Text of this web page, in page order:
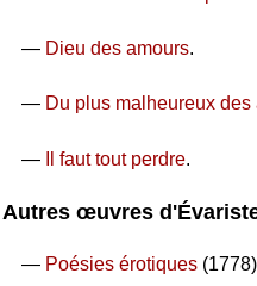
— Dieu des amours.
— Du plus malheureux des
— Il faut tout perdre.
Autres œuvres
— Poésies érotiques